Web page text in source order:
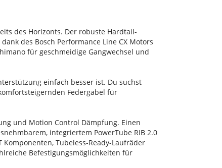
des Horizonts. Der robuste Hardtail-
des Bosch Performance Line CX Motors
für geschmeidige Gangwechsel und
einfach besser ist. Du suchst
Federgabel für
und Motion Control Dämpfung. Einen
integriertem PowerTube RIB 2.0
Tubeless-Ready-Laufräder
Befestigungsmöglichkeiten für